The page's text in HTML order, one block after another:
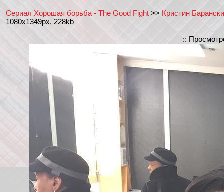
Сериал Хорошая борьба - The Good Fight >> Кристин
1080x1349px, 228kb
::